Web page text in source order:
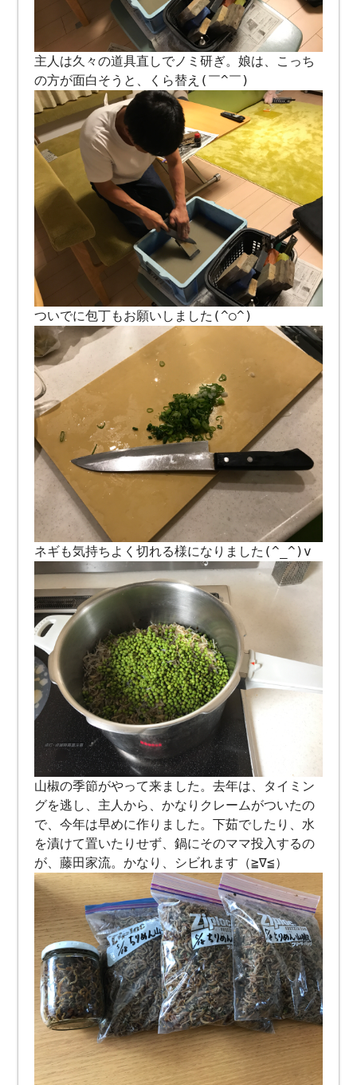
主人は久々の道具直しでノミ研ぎ。娘は、こっち
の方が面白そうと、くら替え(￣^￣)
ついでに包丁もお願いしました(^○^)
ネギも気持ちよく切れる様になりました(^_^)v
山椒の季節がやって来ました。去年は、タイミン
グを逃し、主人から、かなりクレームがついたの
で、今年は早めに作りました。下茹でしたり、水
を漬けて置いたりせず、鍋にそのママ投入するの
が、藤田家流。かなり、シビれます（≧∇≦）